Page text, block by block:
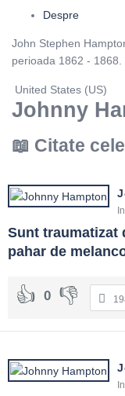
Despre
John Stephen
perioada 1862 - 1868.
United States (US)
Johnny
Citate
Sunt traumatizat
pahar de
0